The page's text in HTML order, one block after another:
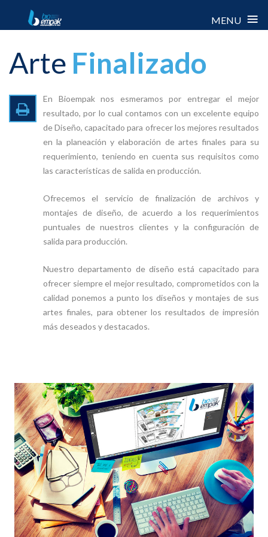
MENU ≡
content
Arte Finalizado
En Bioempak nos esmeramos por entregar el mejor
resultado, por lo cual contamos con un excelente equipo
de Diseño, capacitado para ofrecer los mejores resultados
en la planeación y elaboración de artes finales para su
requerimiento, teniendo en cuenta sus requisitos como
las características de salida en producción.
Ofrecemos el servicio de finalización de archivos y
montajes de diseño, de acuerdo a los requerimientos
puntuales de nuestros clientes y la configuración de
salida para producción.
Nuestro departamento de diseño está capacitado para
ofrecer siempre el mejor resultado, comprometidos con la
calidad ponemos a punto los diseños y montajes de sus
artes finales, para obtener los resultados de impresión
más deseados y destacados.